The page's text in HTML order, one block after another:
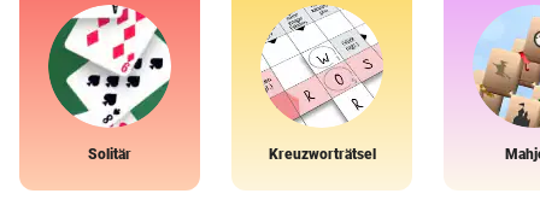
Solitär Kreuzworträtsel